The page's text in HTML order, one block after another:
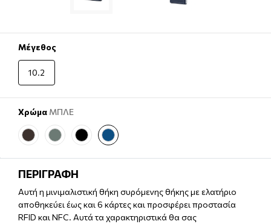
Μέγεθος
10.2
Χρώμα ΜΠΛΕ
ΠΕΡΙΓΡΑΦΗ
Αυτή η μινιμαλιστική θήκη συρόμενης θήκης με ελατήριο
αποθηκεύει έως και 6 κάρτες και προσφέρει προστασία
RFID και NFC. Αυτά τα χαρακτηριστικά θα σας